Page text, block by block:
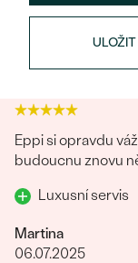
ULOŽIT
4.9
Eppi si opravdu
budoucnu znovu
Luxusní servis
Martina
06.07.2025